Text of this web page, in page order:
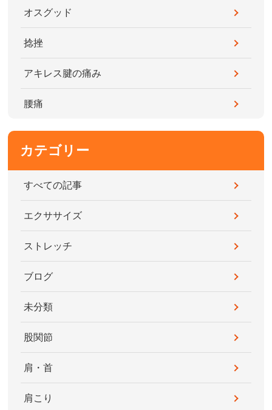
オスグッド
捻挫
アキレス腱の痛み
腰痛
カテゴリー
すべての記事
エクササイズ
ストレッチ
ブログ
未分類
股関節
肩・首
肩こり